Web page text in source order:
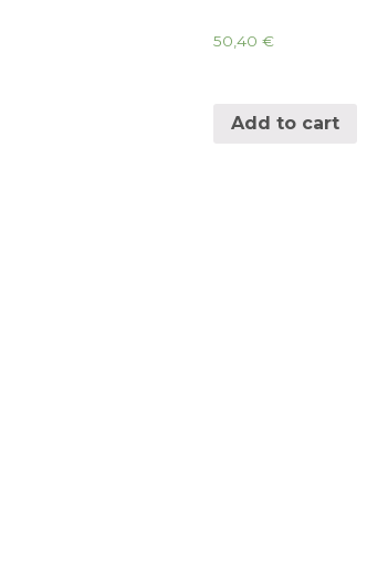
50,40 €
Add to cart